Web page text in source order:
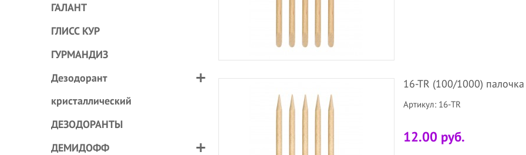
ГАЛАНТ
ГЛИСС КУР
ГУРМАНДИЗ
Дезодорант
кристаллический
ДЕЗОДОРАНТЫ
ДЕМИДОФФ
16-TR (100/1000)
Артикул: 16-TR
12.00 руб.